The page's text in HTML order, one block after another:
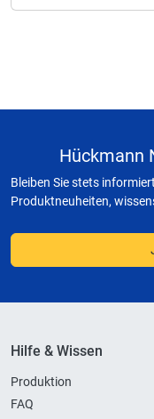
Hückmann
Bleiben Sie stets
Produktneuheiten,
Hilfe & Wissen
Produktion
FAQ